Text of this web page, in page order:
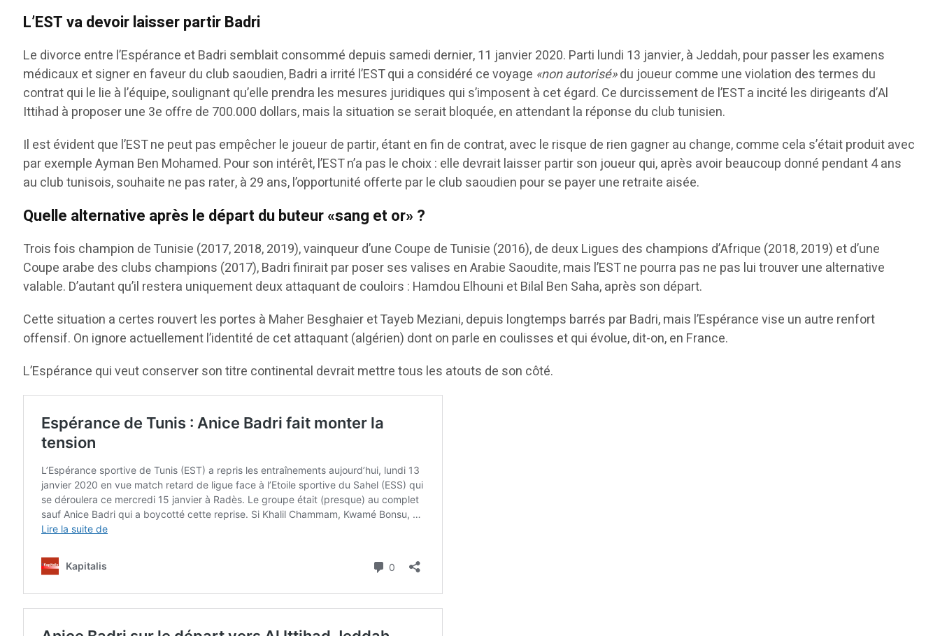
L’EST va devoir laisser partir Badri
Le divorce entre l’Espérance et Badri semblait consommé depuis samedi dernier, 11 janvier 2020. Parti lundi 13 janvier, à Jeddah, pour passer les examens
médicaux et signer en faveur du club saoudien, Badri a irrité l’EST qui a considéré ce voyage «non autorisé»du joueur comme une violation des termes du
contrat qui le lie à l’équipe, soulignant qu’elle prendra les mesures juridiques qui s’imposent à cet égard. Ce durcissement de l’EST a incité les dirigeants d’Al
Ittihad à proposer une 3e offre de 700.000 dollars, mais la situation se serait bloquée, en attendant la réponse du club tunisien.
Il est évident que l’EST ne peut pas empêcher le joueur de partir, étant en fin de contrat, avec le risque de rien gagner au change, comme cela s’était produit avec
par exemple Ayman Ben Mohamed. Pour son intérêt, l’EST n’a pas le choix : elle devrait laisser partir son joueur qui, après avoir beaucoup donné pendant 4 ans
au club tunisois, souhaite ne pas rater, à 29 ans, l’opportunité offerte par le club saoudien pour se payer une retraite aisée.
Quelle alternative après le départ du buteur «sang et or» ?
Trois fois champion de Tunisie (2017, 2018, 2019), vainqueur d’une Coupe de Tunisie (2016), de deux Ligues des champions d’Afrique (2018, 2019) et d’une
Coupe arabe des clubs champions (2017), Badri finirait par poser ses valises en Arabie Saoudite, mais l’EST ne pourra pas ne pas lui trouver une alternative
valable. D’autant qu’il restera uniquement deux attaquant de couloirs : Hamdou Elhouni et Bilal Ben Saha, après son départ.
Cette situation a certes rouvert les portes à Maher Besghaier et Tayeb Meziani, depuis longtemps barrés par Badri, mais l’Espérance vise un autre renfort
offensif. On ignore actuellement l’identité de cet attaquant (algérien) dont on parle en coulisses et qui évolue, dit-on, en France.
L’Espérance qui veut conserver son titre continental devrait mettre tous les atouts de son côté.